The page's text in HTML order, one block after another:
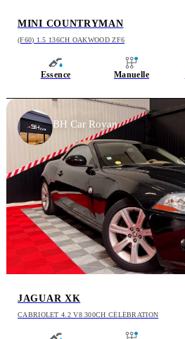
MINI COUNTRYMAN
(F60) 1.5 136CH OAKWOOD ZF6
Essence Manuelle
JAGUAR XK
CABRIOLET 4.2 V8 300CH CÉLÉBRATION
BH Car Royan